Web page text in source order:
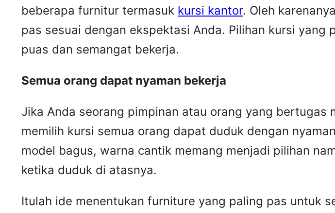
beberapa furnitur termasuk kursi kantor. Oleh
pas sesuai dengan ekspektasi Anda. Pilihan kursi yang
puas dan semangat bekerja.
Semua orang dapat nyaman bekerja
Jika Anda seorang pimpinan atau orang yang
memilih kursi semua orang dapat duduk dengan
model bagus, warna cantik memang menjadi pilihan
ketika duduk di atasnya.
Itulah ide menentukan furniture yang paling pas untuk